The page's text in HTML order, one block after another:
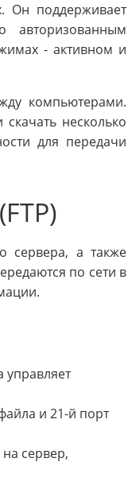
Он поддерживает
авторизованным
- активном и
компьютерами.
несколько
для передачи
сервера, а также
по сети в
управляет
и 21-й порт
сервер,